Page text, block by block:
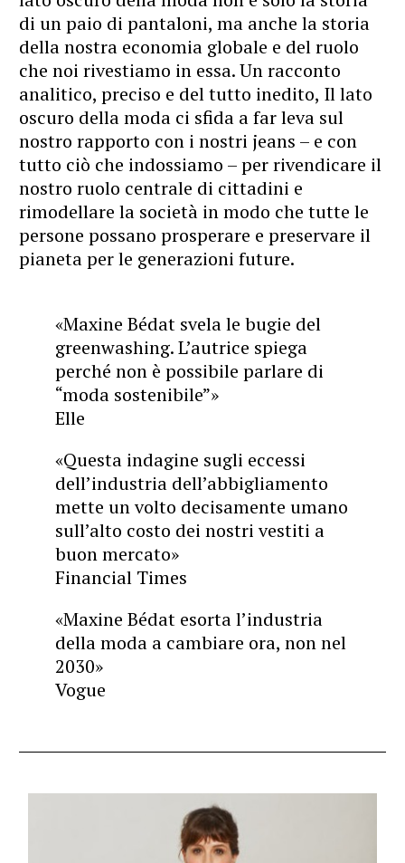
di un paio di pantaloni, ma anche la storia
della nostra economia globale e del ruolo
che noi rivestiamo in essa. Un racconto
analitico, preciso e del tutto inedito, Il lato
oscuro della moda ci sfida a far leva sul
nostro rapporto con i nostri jeans – e con
tutto ciò che indossiamo – per rivendicare il
nostro ruolo centrale di cittadini e
rimodellare la società in modo che tutte le
persone possano prosperare e preservare il
pianeta per le generazioni future.
«Maxine Bédat svela le bugie del
greenwashing. L’autrice spiega
perché non è possibile parlare di
“moda sostenibile”»
Elle
«Questa indagine sugli eccessi
dell’industria dell’abbigliamento
mette un volto decisamente umano
sull’alto costo dei nostri vestiti a
buon mercato»
Financial Times
«Maxine Bédat esorta l’industria
della moda a cambiare ora, non nel
2030»
Vogue